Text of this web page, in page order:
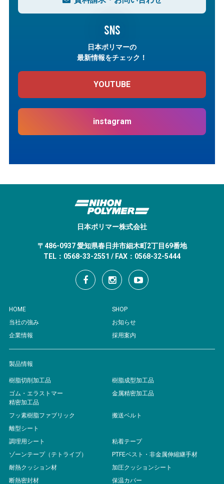
SNS
日本ポリマーの
最新情報をチェック！
YOUTUBE
instagram
日本ポリマー株式会社
〒486-0937 愛知県春日井市細木町2丁目69番地
TEL：0568-33-2551 / FAX：0568-32-5444
HOME
SHOP
当社の強み
お知らせ
企業情報
採用案内
製品情報
樹脂切削加工品
樹脂成型加工品
ゴム・エラストマー
精密加工品
金属精密加工品
フッ素樹脂ファブリック
搬送ベルト
離型シート
調理用シート
粘着テープ
ゾーンテープ（テトライプ）
PTFEベスト・非金属伸縮継手材
耐熱クッション材
加圧クッションシート
断熱密封材
保温カバー